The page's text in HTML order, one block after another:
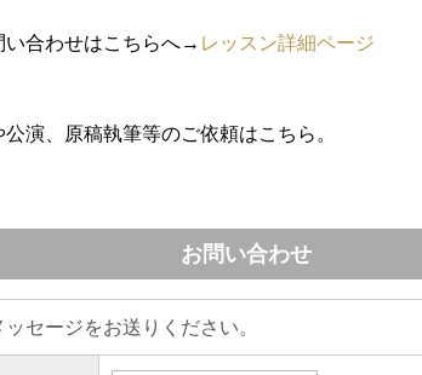
い合わせはこちらへ→ レッスン詳細ページ
演、原稿執筆等のご依頼はこちら。